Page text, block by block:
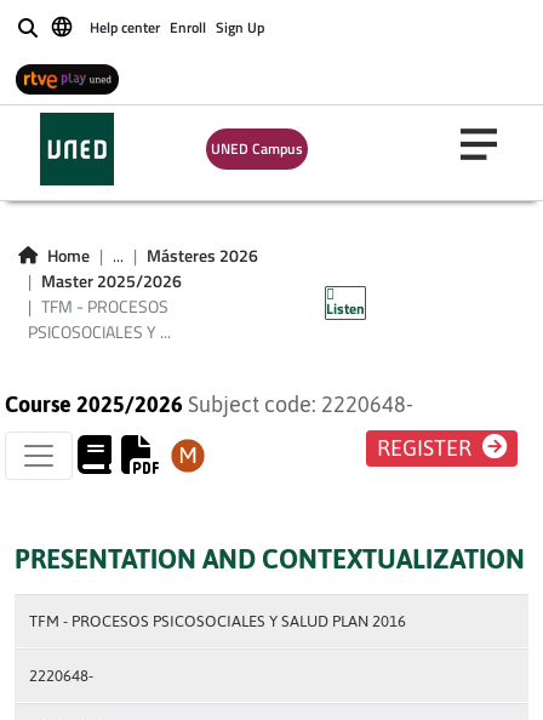
BuscarHelp center Enroll Sign Up
UNED Campus
Home ...
Másteres 2026
Master 2025/2026
TFM - PROCESOS
PSICOSOCIALES Y ...
Listen
TFM - PROCESOS
PSICOSOCIALES Y
SALUD PLAN 2016
Course 2025/2026 Subject code: 2220648-
REGISTER
PRESENTATION AND CONTEXTUALIZATION
TFM - PROCESOS PSICOSOCIALES Y SALUD PLAN 2016
2220648-